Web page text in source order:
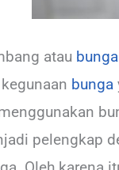
atau bunga
bunga
pelengkap